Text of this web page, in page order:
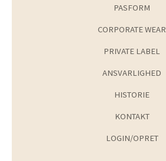
PASFORM
CORPORATE WEAR
PRIVATE LABEL
ANSVARLIGHED
HISTORIE
KONTAKT
LOGIN/OPRET